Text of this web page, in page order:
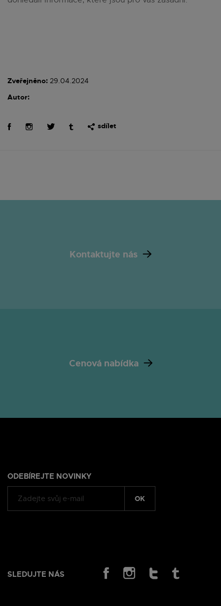
Zveřejněno: 29.04.2024
Autor:
sdílet
Kontaktujte nás
Cenová nabídka
ODEBÍREJTE NOVINKY
OK
SLEDUJTE NÁS